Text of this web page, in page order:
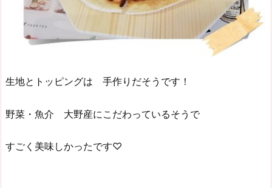
生地とトッピングは 手作りだそうです！
野菜・魚介 大野産にこだわっているそうで
すごく美味しかったです♡